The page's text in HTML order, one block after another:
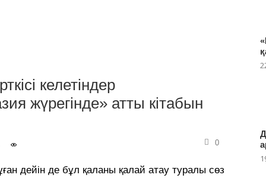
келетіндер
жүрегінде» атты кітабын
0
дейін де бұл қаланы қалай атау туралы сөз